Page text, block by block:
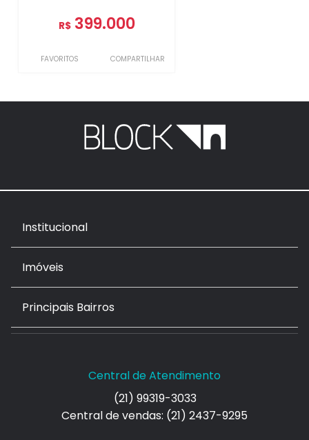
R$ 399.000
FAVORITOS COMPARTILHAR
Institucional
Imóveis
Principais Bairros
Central de Atendimento
(21) 99319-3033
Central de vendas: (21) 2437-9295